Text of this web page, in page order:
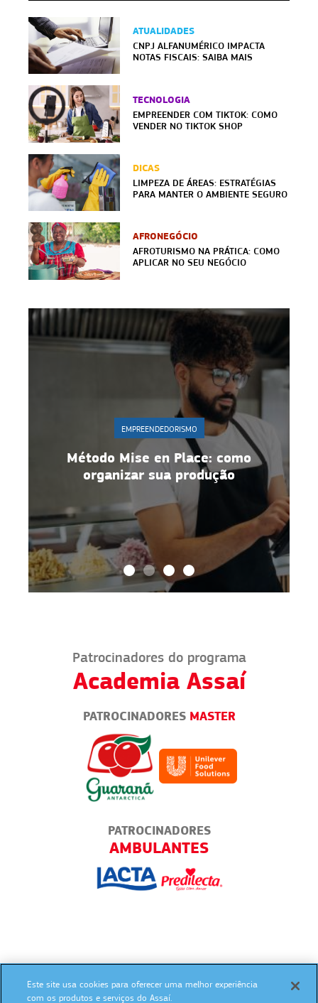
ATUALIDADES
CNPJ ALFANUMÉRICO IMPACTA
NOTAS FISCAIS: SAIBA MAIS
TECNOLOGIA
EMPREENDER COM TIKTOK: COMO
VENDER NO TIKTOK SHOP
DICAS
LIMPEZA DE ÁREAS: ESTRATÉGIAS
PARA MANTER O AMBIENTE SEGURO
AFRONEGÓCIO
AFROTURISMO NA PRÁTICA: COMO
APLICAR NO SEU NEGÓCIO
EMPREENDEDORISMO
Método Mise en Place: como
organizar sua produção
Patrocinadores do programa
Academia Assaí
PATROCINADORES MASTER
PATROCINADORES
AMBULANTES
SIGA NAS REDES SOCIAIS:
Este site usa cookies para oferecer uma melhor experiência
com os produtos e serviços do Assaí.